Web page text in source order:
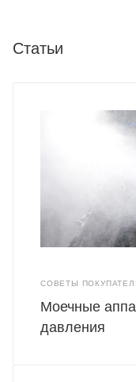
Статьи
СОВЕТЫ
Моечные
давления